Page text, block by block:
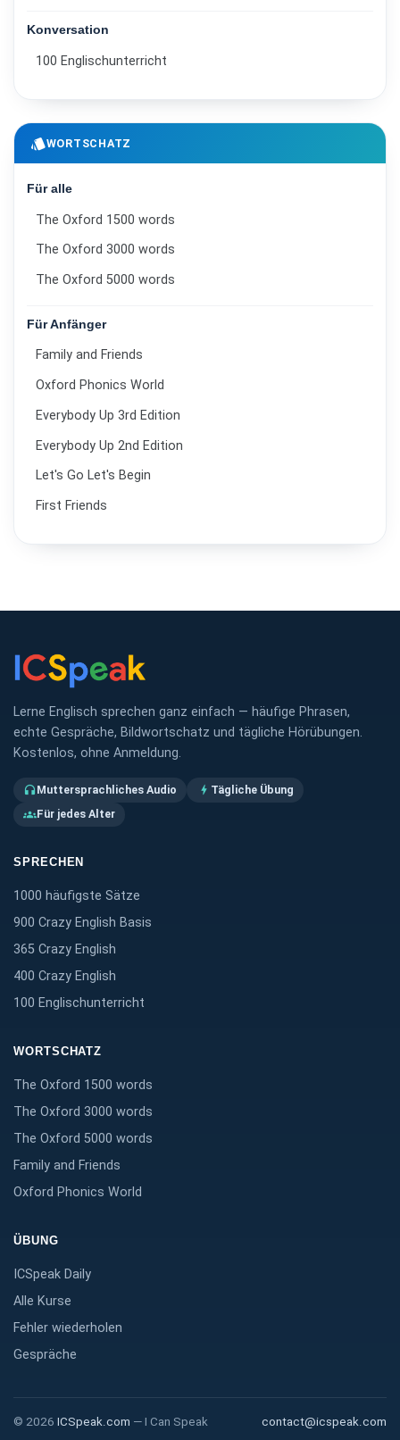
Konversation
100 Englischunterricht
styleWORTSCHATZ
Für alle
The Oxford 1500 words
The Oxford 3000 words
The Oxford 5000 words
Für Anfänger
Family and Friends
Oxford Phonics World
Everybody Up 3rd Edition
Everybody Up 2nd Edition
Let's Go Let's Begin
First Friends
Lerne Englisch sprechen ganz einfach — häufige Phrasen,
echte Gespräche, Bildwortschatz und tägliche Hörübungen.
Kostenlos, ohne Anmeldung.
headphones Muttersprachliches Audio bolt Tägliche Übung
groupsFür jedes Alter
SPRECHEN
1000 häufigste Sätze
900 Crazy English Basis
365 Crazy English
400 Crazy English
100 Englischunterricht
WORTSCHATZ
The Oxford 1500 words
The Oxford 3000 words
The Oxford 5000 words
Family and Friends
Oxford Phonics World
ÜBUNG
ICSpeak Daily
Alle Kurse
Fehler wiederholen
Gespräche
© 2026 ICSpeak.com — I Can Speak contact@icspeak.com